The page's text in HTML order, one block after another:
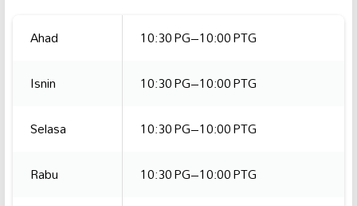
Ahad
10:30 PG–10:00 PTG
Isnin
10:30 PG–10:00 PTG
Selasa
10:30 PG–10:00 PTG
Rabu
10:30 PG–10:00 PTG